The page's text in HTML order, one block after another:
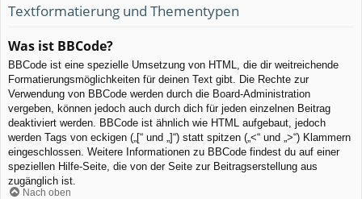
Textformatierung und Thementypen
Was ist BBCode?
BBCode ist eine spezielle Umsetzung von HTML, die dir weitreichende
Formatierungsmöglichkeiten für deinen Text gibt. Die Rechte zur
Verwendung von BBCode werden durch die Board-Administration
vergeben, können jedoch auch durch dich für jeden einzelnen Beitrag
deaktiviert werden. BBCode ist ähnlich wie HTML aufgebaut, jedoch
werden Tags von eckigen („[“ und „]“) statt spitzen („<“ und „>“) Klammern
eingeschlossen. Weitere Informationen zu BBCode findest du auf einer
speziellen Hilfe-Seite, die von der Seite zur Beitragserstellung aus
zugänglich ist.
Nach oben